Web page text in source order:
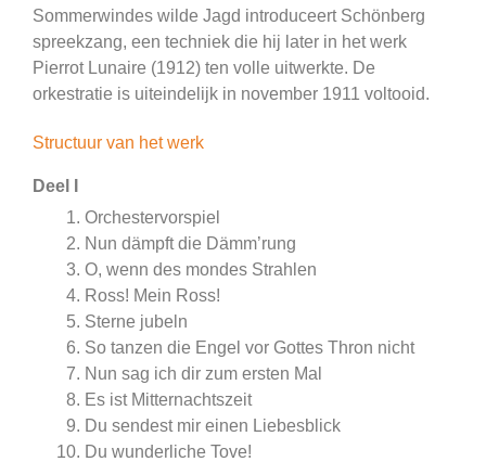
Sommerwindes wilde Jagd introduceert Schönberg
spreekzang, een techniek die hij later in het werk
Pierrot Lunaire (1912) ten volle uitwerkte. De
orkestratie is uiteindelijk in november 1911 voltooid.
Structuur van het werk
Deel I
Orchestervorspiel
Nun dämpft die Dämm’rung
O, wenn des mondes Strahlen
Ross! Mein Ross!
Sterne jubeln
So tanzen die Engel vor Gottes Thron nicht
Nun sag ich dir zum ersten Mal
Es ist Mitternachtszeit
Du sendest mir einen Liebesblick
Du wunderliche Tove!